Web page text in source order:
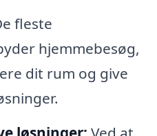
fleste
hjemmebesøg,
dit rum og give